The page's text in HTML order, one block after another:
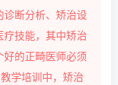
诊断分析、矫治设
技能，其中矫治
的正畸医师必须
学培训中，矫治